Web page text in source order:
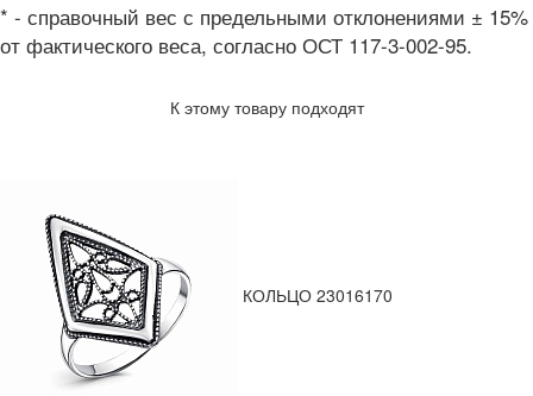
* - справочный вес с предельными отклонениями ± 15%
от фактического веса, согласно ОСТ 117-3-002-95.
К этому товару подходят
КОЛЬЦО 23016170